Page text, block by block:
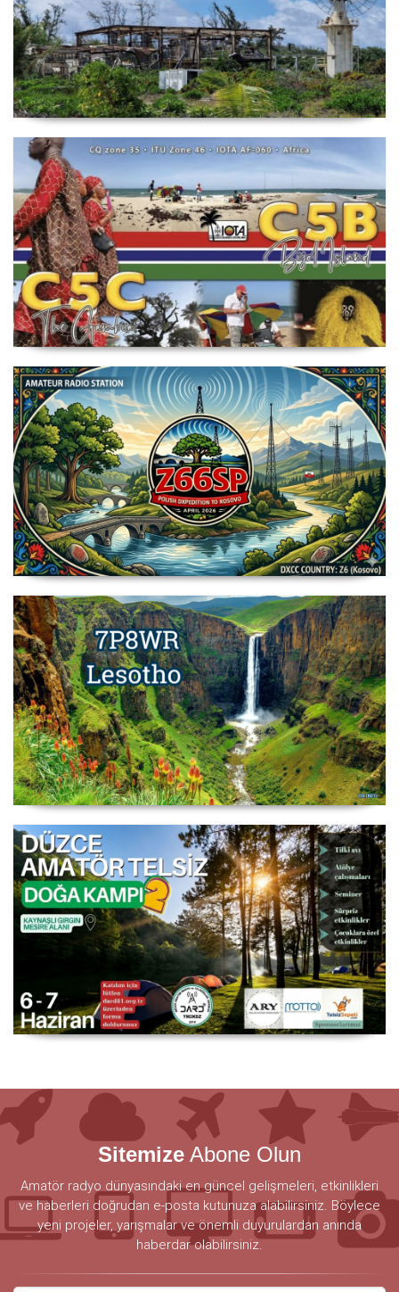
Sitemize Abone Olun
Amatör radyo dünyasındaki en güncel gelişmeleri, etkinlikleri
ve haberleri doğrudan e-posta kutunuza alabilirsiniz. Böylece
yeni projeler, yarışmalar ve önemli duyurulardan anında
haberdar olabilirsiniz.